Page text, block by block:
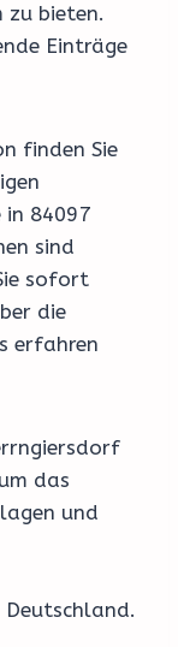
bieten.
Einträge
finden Sie
in 84097
sind
sofort
die
erfahren
das
und